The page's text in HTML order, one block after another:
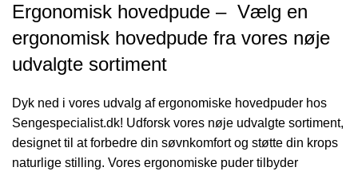
Ergonomisk hovedpude – Vælg en
ergonomisk hovedpude fra vores nøje
udvalgte sortiment
Dyk ned i vores udvalg af ergonomiske hovedpuder hos
Sengespecialist.dk! Udforsk vores nøje udvalgte sortiment,
designet til at forbedre din søvnkomfort og støtte din krops
naturlige stilling. Vores ergonomiske puder tilbyder